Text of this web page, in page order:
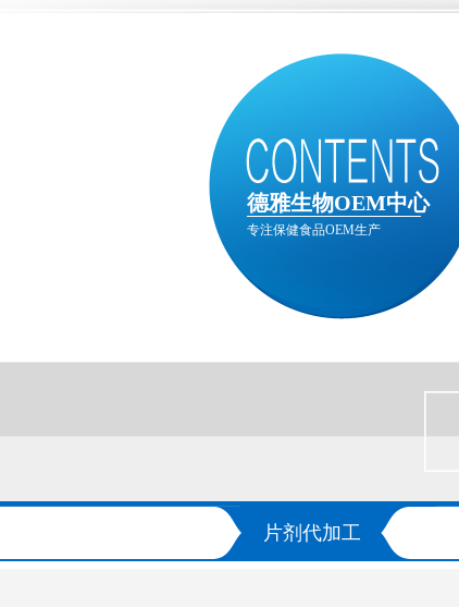
德雅生物OEM中心
专注保健食品OEM生产
片剂代加工